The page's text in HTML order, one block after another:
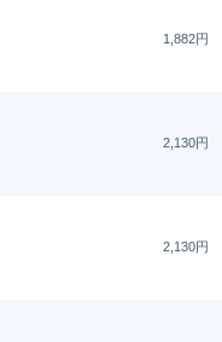
1,882円
2,130円
2,130円